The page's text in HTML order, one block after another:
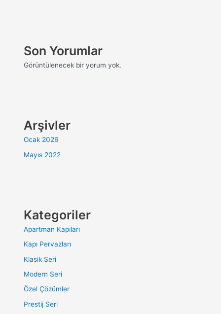
Son Yorumlar
Görüntülenecek bir yorum yok.
Arşivler
Ocak 2026
Mayıs 2022
Kategoriler
Apartman Kapıları
Kapı Pervazları
Klasik Seri
Modern Seri
Özel Çözümler
Prestij Seri